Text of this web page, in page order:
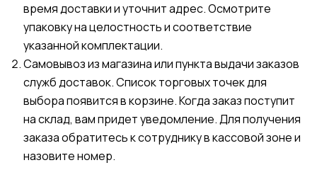
время доставки и уточнит адрес. Осмотрите
упаковку на целостность и соответствие
указанной комплектации.
Самовывоз из магазина или пункта выдачи заказов
служб доставок. Список торговых точек для
выбора появится в корзине. Когда заказ поступит
на склад, вам придет уведомление. Для получения
заказа обратитесь к сотруднику в кассовой зоне и
назовите номер.